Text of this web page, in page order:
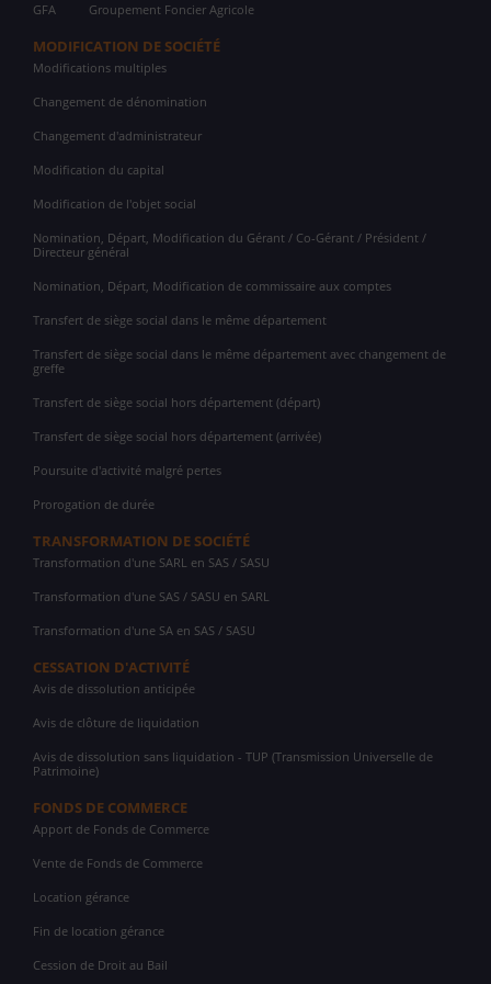
GFA Groupement Foncier Agricole
MODIFICATION DE SOCIÉTÉ
Modifications multiples
Changement de dénomination
Changement d'administrateur
Modification du capital
Modification de l'objet social
Nomination, Départ, Modification du Gérant / Co-Gérant / Président /
Directeur général
Nomination, Départ, Modification de commissaire aux comptes
Transfert de siège social dans le même département
Transfert de siège social dans le même département avec changement de
greffe
Transfert de siège social hors département (départ)
Transfert de siège social hors département (arrivée)
Poursuite d'activité malgré pertes
Prorogation de durée
TRANSFORMATION DE SOCIÉTÉ
Transformation d'une SARL en SAS / SASU
Transformation d'une SAS / SASU en SARL
Transformation d'une SA en SAS / SASU
CESSATION D'ACTIVITÉ
Avis de dissolution anticipée
Avis de clôture de liquidation
Avis de dissolution sans liquidation - TUP (Transmission Universelle de
Patrimoine)
FONDS DE COMMERCE
Apport de Fonds de Commerce
Vente de Fonds de Commerce
Location gérance
Fin de location gérance
Cession de Droit au Bail